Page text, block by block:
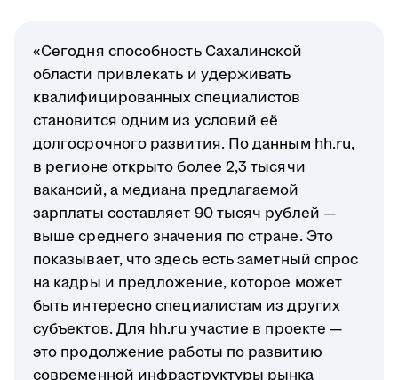
«Сегодня способность Сахалинской
области привлекать и удерживать
квалифицированных специалистов
становится одним из условий её
долгосрочного развития. По данным hh.ru,
в регионе открыто более 2,3 тысячи
вакансий, а медиана предлагаемой
зарплаты составляет 90 тысяч рублей —
выше среднего значения по стране. Это
показывает, что здесь есть заметный спрос
на кадры и предложение, которое может
быть интересно специалистам из других
субъектов. Для hh.ru участие в проекте —
это продолжение работы по развитию
современной инфраструктуры рынка